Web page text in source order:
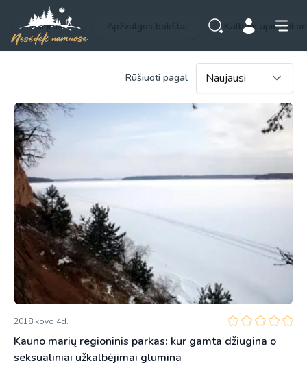
Visi įrašai Kalbam apie
Rūšiuoti pagal
2018 kovo 4d.
Kauno marių regioninis parkas: kur gamta džiugina o
seksualiniai užkalbėjimai glumina